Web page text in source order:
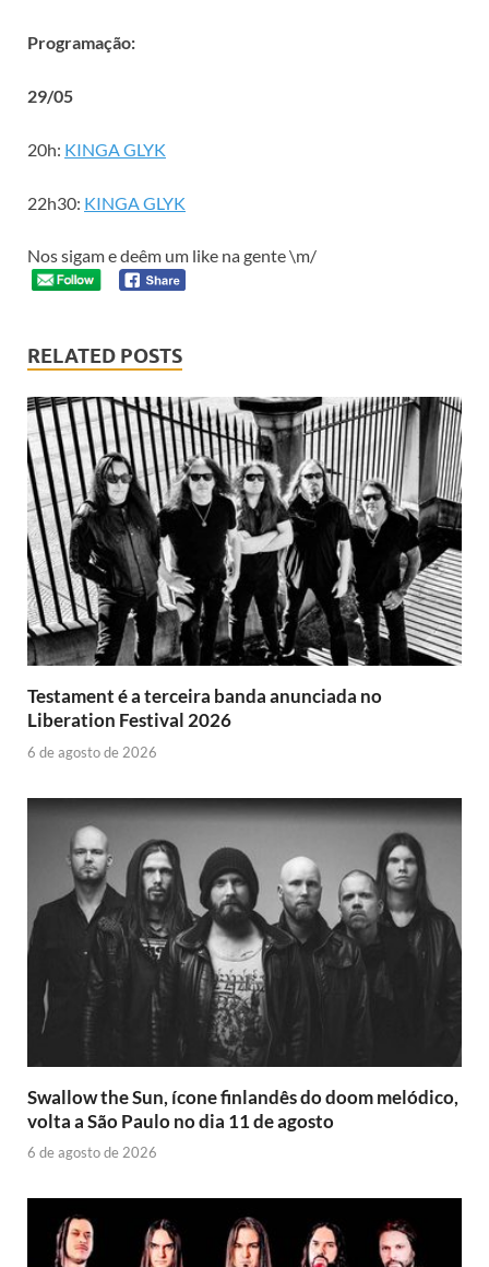
Programação:
29/05
20h: KINGA GLYK
22h30: KINGA GLYK
Nos sigam e deêm um like na gente \m/
RELATED POSTS
Testament é a terceira banda anunciada no
Liberation Festival 2026
6 de agosto de 2026
Swallow the Sun, ícone finlandês do doom melódico,
volta a São Paulo no dia 11 de agosto
6 de agosto de 2026